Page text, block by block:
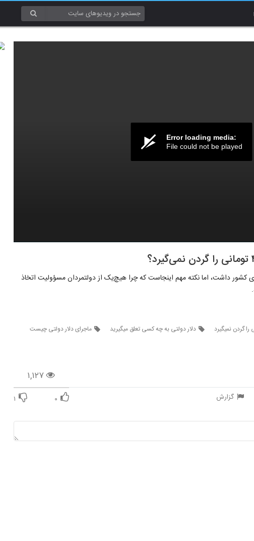
Error loading media:
File could not be played
شدیدی برای کشور داشت، اما نکته مهم اینجاست که چرا هیچ‌یک از دولتمردان مسؤولیت اتخاذ
گردن نمیگیرد دلار دولتی به چه کسی تعلق میگیرید
ماجرای دلار دولتی چیست
۱,۱۲۷
گزارش ۰ ۱